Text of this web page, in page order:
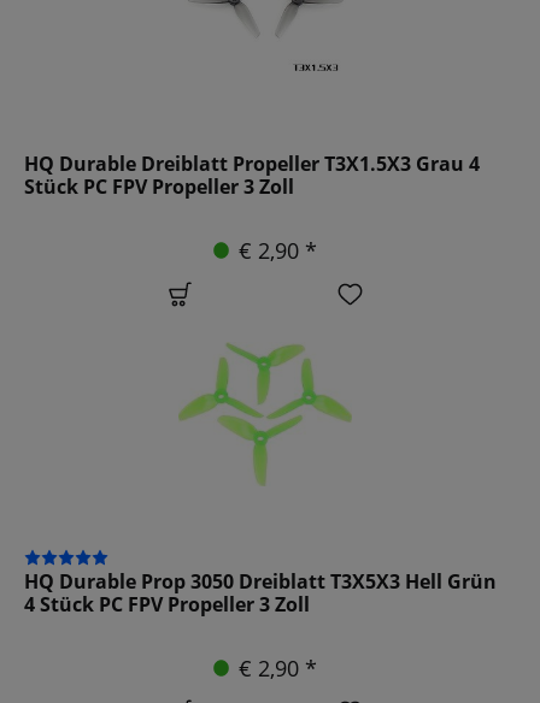
HQ Durable Dreiblatt Propeller T3X1.5X3 Grau 4
Stück PC FPV Propeller 3 Zoll
€ 2,90 *
HQ Durable Prop 3050 Dreiblatt T3X5X3 Hell Grün
4 Stück PC FPV Propeller 3 Zoll
€ 2,90 *